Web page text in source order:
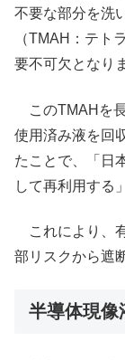
不要な部分を洗
（TMAH：テト
要不可欠となり
このTMAHを
使用済み液を回
たことで、「日
して再利用する
これにより、
部リスクから遮
半導体現像